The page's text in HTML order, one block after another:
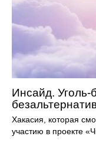
Инсайд. Уголь-
​​Хакасия, которая
участию в проекте